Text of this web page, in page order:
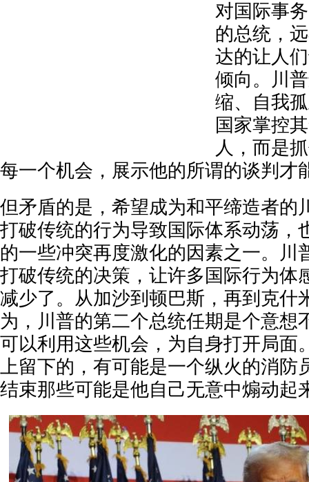
对国际事
的总统，
达的让人
倾向。川
缩、自我
国家掌控
人，而是
每一个机会，展示他的所谓的谈判才
但矛盾的是，希望成为和平缔造者的
打破传统的行为导致国际体系动荡，
的一些冲突再度激化的因素之一。川
打破传统的决策，让许多国际行为体
减少了。从加沙到顿巴斯，再到克什
为，川普的第二个总统任期是个意想
可以利用这些机会，为自身打开局面
上留下的，有可能是一个纵火的消防
结束那些可能是他自己无意中煽动起